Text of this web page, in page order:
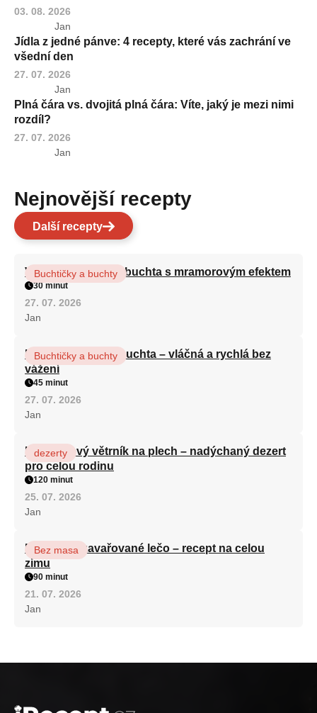
03. 08. 2026
Jan
Jídla z jedné pánve: 4 recepty, které vás zachrání ve
všední den
27. 07. 2026
Jan
Plná čára vs. dvojitá plná čára: Víte, jaký je mezi nimi
rozdíl?
27. 07. 2026
Jan
Nejnovější recepty
Další recepty
Vláčná olejová litá buchta s mramorovým efektem
Buchtičky a buchty
30 minut
27. 07. 2026
Jan
Hrnková maková buchta – vláčná a rychlá bez
vážení
Buchtičky a buchty
45 minut
27. 07. 2026
Jan
Karamelový větrník na plech – nadýchaný dezert
pro celou rodinu
dezerty
120 minut
25. 07. 2026
Jan
Babiččino zavařované lečo – recept na celou
zimu
Bez masa
90 minut
21. 07. 2026
Jan